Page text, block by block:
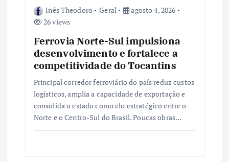
Inês Theodoro Geral
agosto 4, 2026
26 views
Ferrovia Norte-Sul impulsiona
desenvolvimento e fortalece a
competitividade do Tocantins
Principal corredor ferroviário do país reduz custos
logísticos, amplia a capacidade de exportação e
consolida o estado como elo estratégico entre o
Norte e o Centro-Sul do Brasil. Poucas obras…